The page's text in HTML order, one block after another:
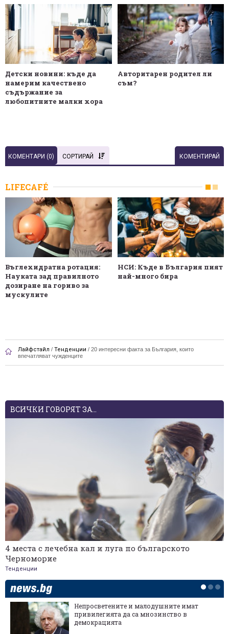
Детски новини: къде да
намерим качествено
съдържание за
любопитните малки хора
Авторитарен родител ли
съм?
КОМЕНТАРИ (0) СОРТИРАЙ КОМЕНТИРАЙ
LIFECAFÉ
Въглехидратна ротация:
Науката зад правилното
дозиране на гориво за
мускулите
НСИ: Къде в България пият
най-много бира
Лайфстайл / Тенденции / 20 интересни факта за България, които
впечатляват чужденците
ВСИЧКИ ГОВОРЯТ ЗА...
4 места с лечебна кал и луга по българското
Черноморие
Тенденции
Технологичният милионер, който поиска
да си направи "частна" държава и се
провали с гръм и трясък